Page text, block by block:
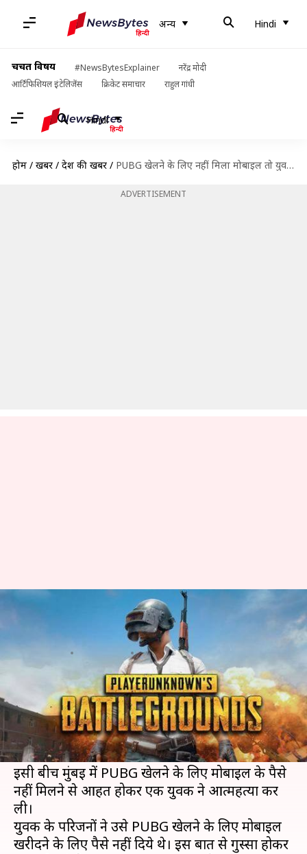
अन्य Hindi
चर्चित विषय #NewsBytesExplainer
नरेंद्र मोदी
आर्टिफिशियल इंटेलिजेंस
क्रिकेट समाचार राहुल गांधी
Hindi
होम / खबरें / देश की खबरें / PUBG खेलने के लिए नहीं मिला मोबाइल तो युवक ने लगाई फांसी
ADVERTISEMENT
PUBG खेलने के लिए नहीं मिला
मोबाइल तो युवक ने लगाई फांसी
06:20 pm
क्या है खबर?
ऑनलाइन गेम PUBG पर पिछले कई दिनों से विवाद चल
रहा है। देश के अलग-अलग हिस्सों से इस गेम पर बैन
लगाने की मांग की जा रही है।
इसी बीच मुंबई में PUBG खेलने के लिए मोबाइल के पैसे
नहीं मिलने से आहत होकर एक युवक ने आत्महत्या कर
ली।
युवक के परिजनों ने उसे PUBG खेलने के लिए मोबाइल
खरीदने के लिए पैसे नहीं दिये थे। इस बात से गुस्सा होकर